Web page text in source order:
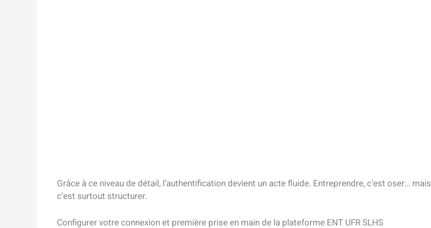
Grâce à ce niveau de détail, l’authentification devient un acte fluide. Entreprendre, c’est oser… mais
c’est surtout structurer.
Configurer votre connexion et première prise en main de la plateforme ENT UFR SLHS